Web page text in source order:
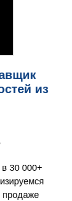
из
30 000+
продаже